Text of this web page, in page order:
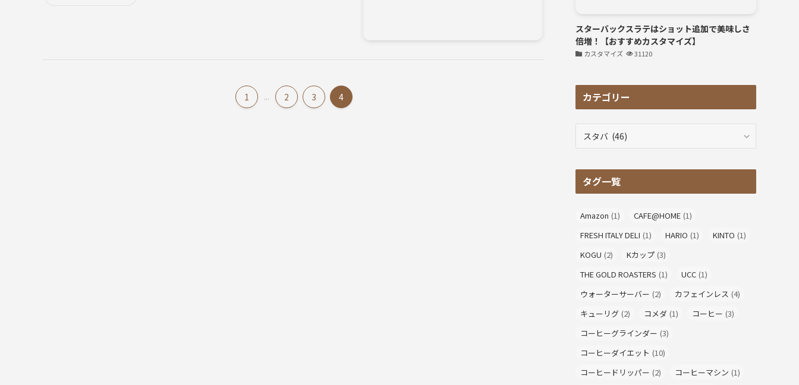
1 ... 2 3 4
スターバックスラテはショット追加で美味しさ
倍増！【おすすめカスタマイズ】
カスタマイズ 31120
カテゴリー
リ
タグ一覧
Amazon (1) CAFE@HOME (1)
FRESH ITALY DELI (1) HARIO (1) KINTO (1)
KOGU (2) Kカップ (3)
THE GOLD ROASTERS (1) UCC (1)
ウォーターサーバー (2) カフェインレス (4)
キューリグ (2) コメダ (1) コーヒー (3)
コーヒーグラインダー (3)
コーヒーダイエット (10)
コーヒードリッパー (2) コーヒーマシン (1)